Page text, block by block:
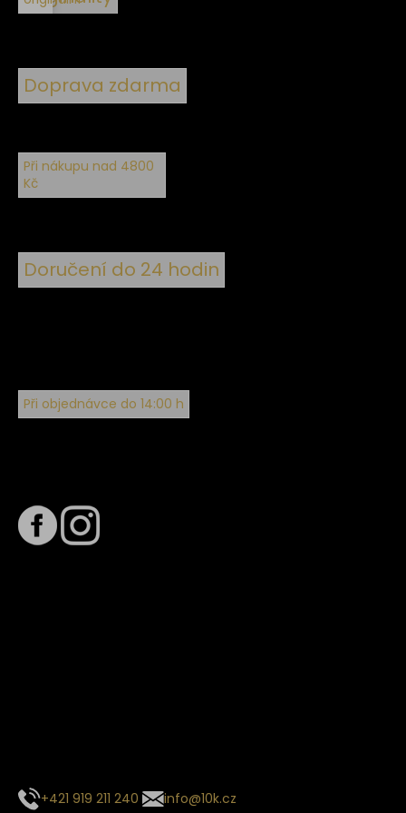
Doprava zdarma
Při nákupu nad 4800
Kč
Doručení do 24 hodin
Při objednávce do 14:00 h
+421 919 211 240 info@10k.cz